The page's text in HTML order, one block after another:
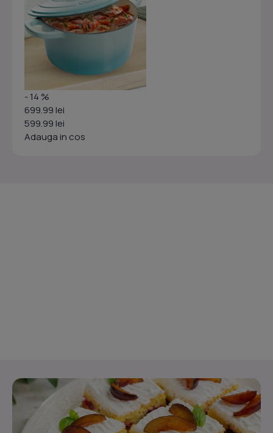
- 14 %
699.99 lei
599.99 lei
Adauga in cos